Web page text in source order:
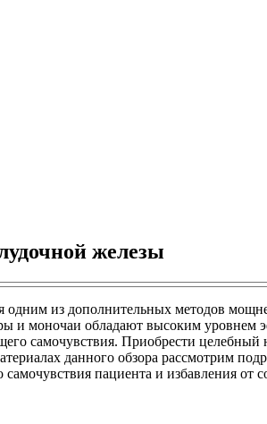
железы
из дополнительных методов
и моночаи обладают высоким
самочувствия. Приобрести
данного обзора рассмотрим
пациента и избавления от